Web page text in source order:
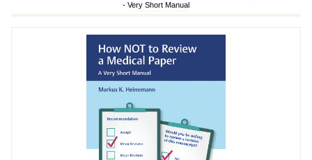
- Very Short Manual